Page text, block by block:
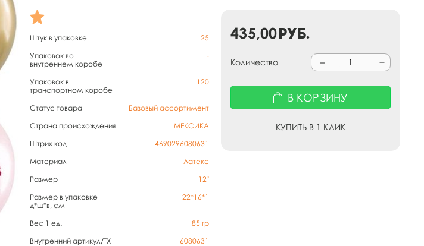
Штук в упаковке
25
Упаковок во
внутреннем коробе
-
Упаковок в
транспортном коробе
120
Статус товара
Базовый ассортимент
Страна происхождения
МЕКСИКА
Штрих код
4690296080631
Материал
Латекс
Размер
12"
Размер в упаковке
д*ш*в, см
22*16*1
Вес 1 ед. 85 гр
Внутренний артикул/TX
6080631
435,00руб.
Количество
В КОРЗИНУ
КУПИТЬ В 1 КЛИК